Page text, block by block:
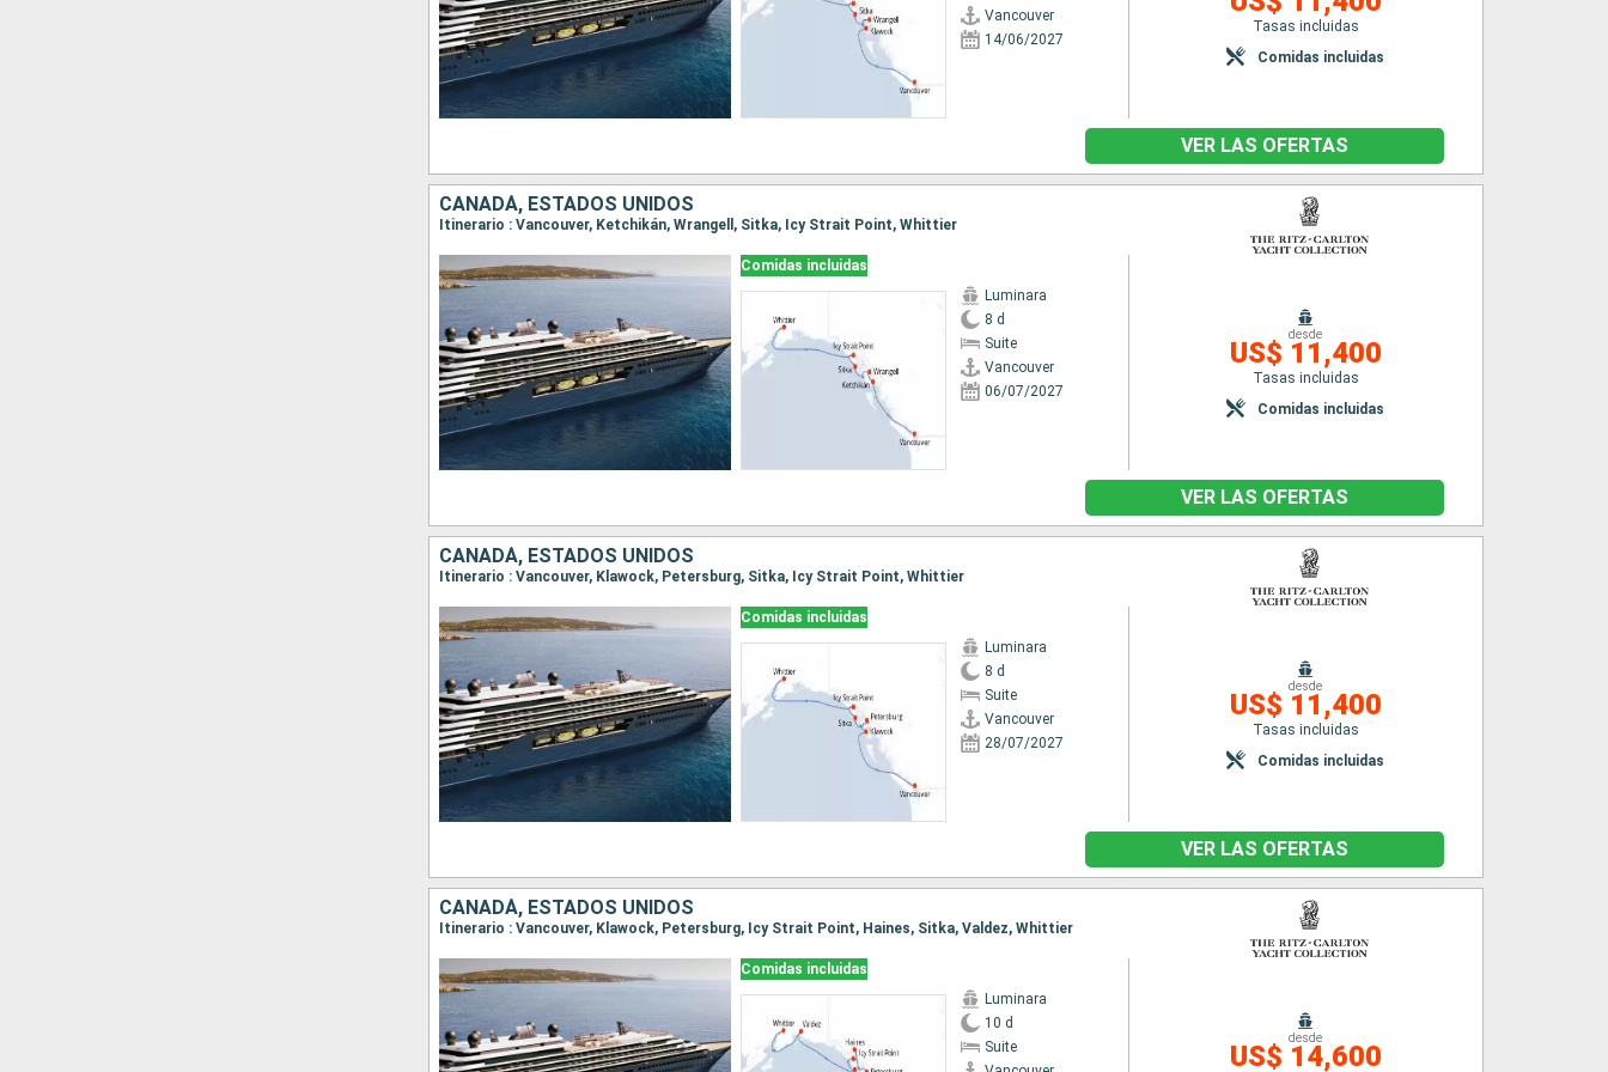
Vancouver
14/06/2027
Tasas incluidas
Comidas incluidas
VER LAS OFERTAS
CANADÁ, ESTADOS UNIDOS
Itinerario : Vancouver, Ketchikán, Wrangell, Sitka, Icy Strait Point, Whittier
Comidas incluidas
Luminara
8 d
Suite
Vancouver
06/07/2027
desde
US$ 11,400
Tasas incluidas
Comidas incluidas
VER LAS OFERTAS
CANADÁ, ESTADOS UNIDOS
Itinerario : Vancouver, Klawock, Petersburg, Sitka, Icy Strait Point, Whittier
Comidas incluidas
Luminara
8 d
Suite
Vancouver
28/07/2027
desde
US$ 11,400
Tasas incluidas
Comidas incluidas
VER LAS OFERTAS
CANADÁ, ESTADOS UNIDOS
Itinerario : Vancouver, Klawock, Petersburg, Icy Strait Point, Haines, Sitka, Valdez, Whittier
Comidas incluidas
Luminara
10 d
Suite
desde
US$ 14,600